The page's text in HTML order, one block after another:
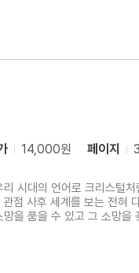
14,000원 페이지
대의 언어로 크리스털처
점 사후 세계를 보는 전
을 품을 수 있고 그 소망